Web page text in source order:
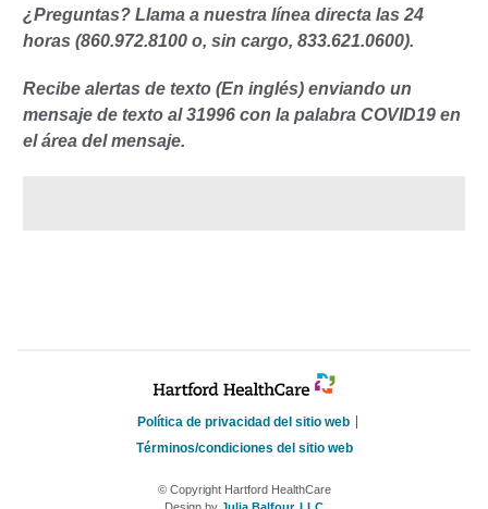
¿Preguntas? Llama a nuestra línea directa las 24
horas (860.972.8100 o, sin cargo, 833.621.0600).
Recibe alertas de texto (En inglés) enviando un
mensaje de texto al 31996 con la palabra COVID19 en
el área del mensaje.
Política de privacidad del sitio web
Términos/condiciones del sitio web
© Copyright Hartford HealthCare